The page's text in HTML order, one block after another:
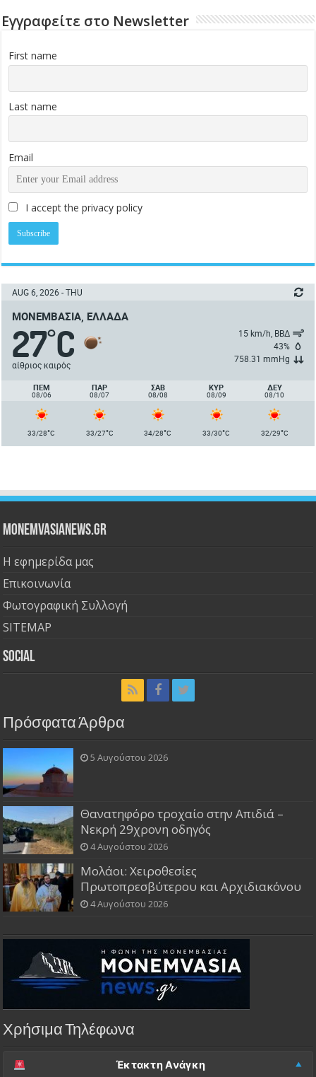
Εγγραφείτε στο Newsletter
First name
Last name
Email
I accept the privacy policy
AUG 6, 2026 - THU
ΜΟΝΕΜΒΑΣΙΆ, ΕΛΛΆΔΑ
27°C
αίθριος καιρός
15 km/h, ΒΒΔ
43%
758.31 mmHg
ΠΈΜ
08/06
ΠΑΡ
08/07
ΣΑΒ
08/08
ΚΥΡ
08/09
ΔΕΥ
08/10
33/28°C 33/27°C 34/28°C 33/30°C 32/29°C
Monemvasianews.gr
Η εφημερίδα μας
Επικοινωνία
Φωτογραφική Συλλογή
SITEMAP
Social
Πρόσφατα Άρθρα
5 Αυγούστου 2026
Θανατηφόρο τροχαίο στην Απιδιά –
Νεκρή 29χρονη οδηγός
4 Αυγούστου 2026
Μολάοι: Χειροθεσίες
Πρωτοπρεσβύτερου και Αρχιδιακόνου
4 Αυγούστου 2026
Χρήσιμα Τηλέφωνα
Έκτακτη Ανάγκη